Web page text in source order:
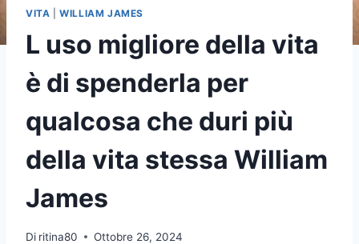
VITA |WILLIAM JAMES
L uso migliore della vita
è di spenderla per
qualcosa che duri più
della vita stessa William
James
Di ritina80 Ottobre 26, 2024